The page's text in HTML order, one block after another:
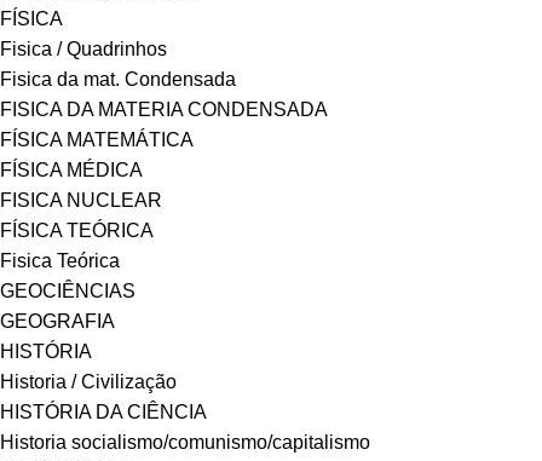
FÍSICA
Fisica / Quadrinhos
Fisica da mat. Condensada
FISICA DA MATERIA CONDENSADA
FÍSICA MATEMÁTICA
FÍSICA MÉDICA
FISICA NUCLEAR
FÍSICA TEÓRICA
Fisica Teórica
GEOCIÊNCIAS
GEOGRAFIA
HISTÓRIA
Historia / Civilização
HISTÓRIA DA CIÊNCIA
Historia socialismo/comunismo/capitalismo